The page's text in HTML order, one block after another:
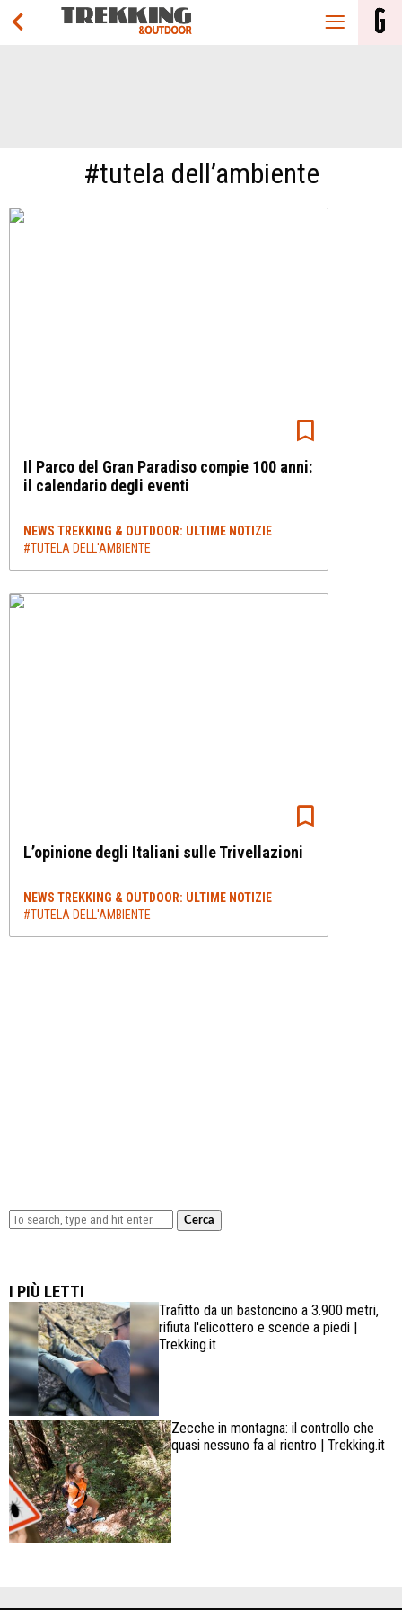
#tutela dell’ambiente
Il Parco del Gran Paradiso compie 100 anni:
il calendario degli eventi
NEWS TREKKING & OUTDOOR: ULTIME NOTIZIE
#TUTELA DELL'AMBIENTE
L’opinione degli Italiani sulle Trivellazioni
NEWS TREKKING & OUTDOOR: ULTIME NOTIZIE
#TUTELA DELL'AMBIENTE
Cerca
I PIÙ LETTI
Trafitto da un bastoncino a 3.900 metri,
rifiuta l'elicottero e scende a piedi |
Trekking.it
Zecche in montagna: il controllo che
quasi nessuno fa al rientro | Trekking.it